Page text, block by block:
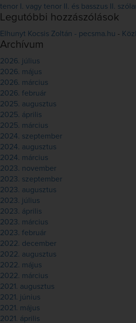
tenor I. vagy tenor II. és basszus II.
Legutóbbi hozzászólások
Elhunyt Kocsis Zoltán - pecsma.hu -
Archívum
2026. július
2026. május
2026. március
2026. február
2025. augusztus
2025. április
2025. március
2024. szeptember
2024. augusztus
2024. március
2023. november
2023. szeptember
2023. augusztus
2023. július
2023. április
2023. március
2023. február
2022. december
2022. augusztus
2022. május
2022. március
2021. augusztus
2021. június
2021. május
2021. április